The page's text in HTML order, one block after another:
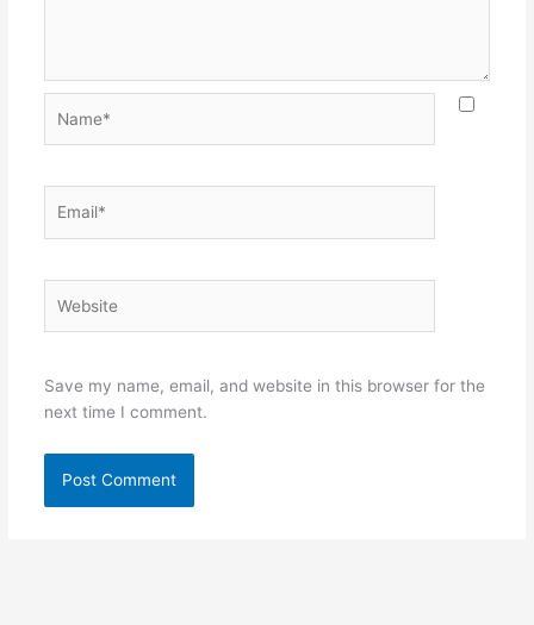
Save my name, email, and website in this browser for the
next time I comment.